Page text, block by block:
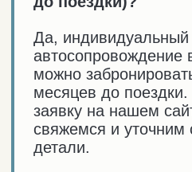
Закрытие дороги
Кировск
Другие направления
Как одеться
Дикие
вопросы
Погода
В Мурманск на самолёте / авто